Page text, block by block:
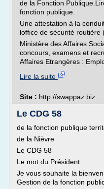
de la Fonction
fonction publique.
Une attestation à la
loffice de sécurité routière
Ministère des Affaires
concours, examens et
Affaires Etrangères :
Lire la suite
Site : http://swappaz.biz
Le CDG 58
de la fonction publique
de la Nièvre
Le CDG 58
Le mot du Président
Je vous souhaite la
Gestion de la fonction